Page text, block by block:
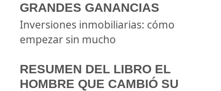
GRANDES GANANCIAS
Inversiones inmobiliarias: cómo
empezar sin mucho
RESUMEN DEL LIBRO EL
HOMBRE QUE CAMBIÓ SU